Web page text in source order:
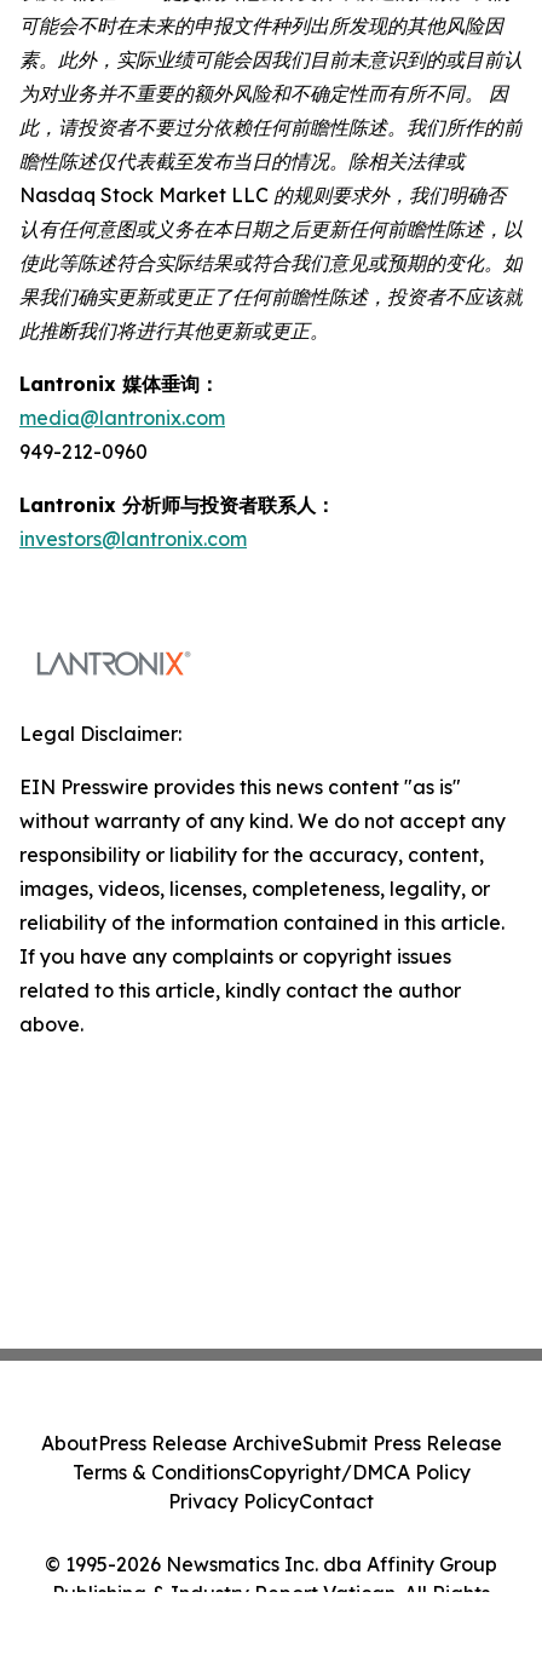
可能会不时在未来的申报文件种列出所发现的其他风险因
素。此外，实际业绩可能会因我们目前未意识到的或目前认
为对业务并不重要的额外风险和不确定性而有所不同。 因
此，请投资者不要过分依赖任何前瞻性陈述。我们所作的前
瞻性陈述仅代表截至发布当日的情况。除相关法律或
Nasdaq Stock Market LLC 的规则要求外，我们明确否
认有任何意图或义务在本日期之后更新任何前瞻性陈述，以
使此等陈述符合实际结果或符合我们意见或预期的变化。如
果我们确实更新或更正了任何前瞻性陈述，投资者不应该就
此推断我们将进行其他更新或更正。
Lantronix 媒体垂询：
media@lantronix.com
949-212-0960
Lantronix 分析师与投资者联系人：
investors@lantronix.com
Legal Disclaimer:
EIN Presswire provides this news content "as is"
without warranty of any kind. We do not accept any
responsibility or liability for the accuracy, content,
images, videos, licenses, completeness, legality, or
reliability of the information contained in this article.
If you have any complaints or copyright issues
related to this article, kindly contact the author
above.
© 1995-2026 Newsmatics Inc. dba Affinity Group
Publishing & Industry Report Vatican. All Rights
AboutPress Release ArchiveSubmit Press Release
Terms & ConditionsCopyright/DMCA Policy
Privacy PolicyContact